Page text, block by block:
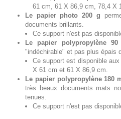
61 cm, 61 X 86,9 cm, 78,4 X
Le papier photo 200 g
documents brillants.
Ce support n'est pas
Le papier polypropylène 90
"indéchirable" et pas plus épais
Ce support est disponible
X 61 cm et 61 X 86,9 cm.
Le papier polypropylène 180
très beaux documents mats
tenues.
Ce support n'est pas